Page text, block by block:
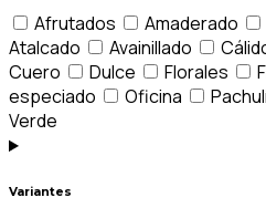
Afrutados Amaderado
Atalcado
Avainillado
Cuero
Dulce Florales
especiado
Oficina
Verde
Variantes